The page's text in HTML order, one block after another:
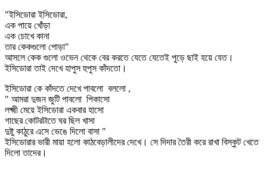
"ইসিডোরা ইসিডোরা,
এক পায়ে খোঁড়া
এক চোখে কানা
তার কেকগুলো পোড়া"
আসলে কেক গুলো ওভেন থেকে বের করতে যেতে যেতেই পুড়ে ছাই হয়ে যেত।
ইসিডোরা তাই দেখে হাপুস হুপুস কাঁদতো।
ইসিডোরা কে কাঁদতে দেখে পাবলো বললো ,
" আমরা দুজন জুটি পাবলো পিকাসো
লক্ষ্মী মেয়ে ইসিডোরা একবার হাসো
গাছের কোটরটাতে ঘর ছিল খাসা
দুষ্টু কাঠুরে এসে ভেঙে দিলো বাসা "
ইসিডোরার ভারী মায়া হলো কাঠবেড়ালীদের দেখে। সে দিদার তৈরী করে রাখা বিস্কুট খেতে
দিলো তাদের।